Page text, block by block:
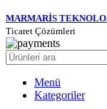
MARMARİS
Ticaret Çözümleri
Menü
Kategoriler